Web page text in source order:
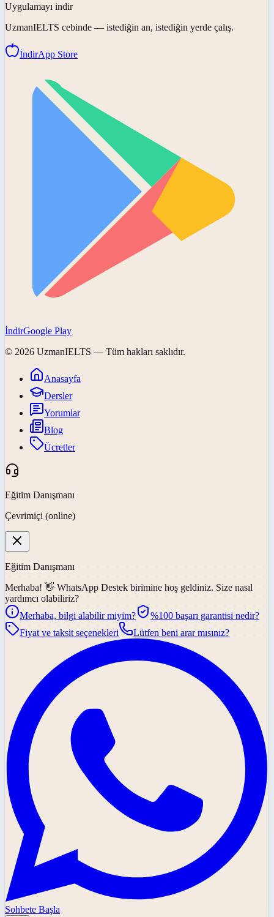
Uygulamayı indir
UzmanIELTS cebinde — istediğin an, istediğin yerde çalış.
İndirApp Store
İndirGoogle Play
© 2026 UzmanIELTS — Tüm hakları saklıdır.
Anasayfa
Dersler
Yorumlar
Blog
Ücretler
Eğitim Danışmanı
Çevrimiçi (online)
Eğitim Danışmanı
Merhaba! 👋 WhatsApp Destek birimine hoş geldiniz. Size nasıl
yardımcı olabiliriz?
Merhaba, bilgi alabilir miyim?
%100 başarı garantisi nedir?
Fiyat ve taksit seçenekleri
Lütfen beni arar mısınız?
Sohbete Başla